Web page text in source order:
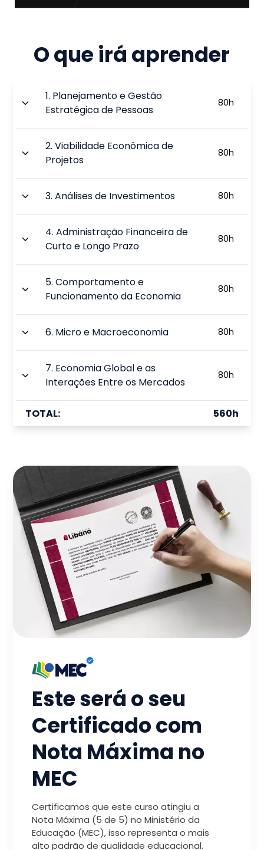
O que irá aprender
1. Planejamento e Gestão
Estratégica de Pessoas
80h
2.Viabilidade Econômica de
Projetos
80h
3.Análises de Investimentos 80h
4.Administração Financeira de
Curto e Longo Prazo
80h
5.Comportamento e
Funcionamento da Economia
80h
6. Micro e Macroeconomia 80h
7. Economia Global e as
Interações Entre os Mercados
80h
TOTAL: 560h
Este será o seu
Certificado com
Nota Máxima no
MEC
Certificamos que este curso atingiu a
Nota Máxima (5 de 5) no Ministério da
Educação (MEC), isso representa o mais
alto padrão de qualidade educacional.